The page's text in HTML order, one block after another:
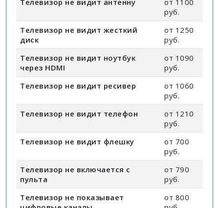
Телевизор не видит антенну
от 1100
руб.
Телевизор не видит жесткий
диск
от 1250
руб.
Телевизор не видит ноутбук
через HDMI
от 1090
руб.
Телевизор не видит ресивер
от 1060
руб.
Телевизор не видит телефон
от 1210
руб.
Телевизор не видит флешку
от 700
руб.
Телевизор не включается с
пульта
от 790
руб.
Телевизор не показывает
от 800